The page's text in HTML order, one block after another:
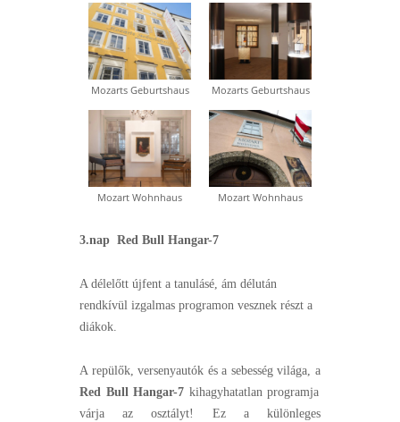
Mozarts Geburtshaus Mozarts Geburtshaus
Mozart Wohnhaus Mozart Wohnhaus
3.nap Red Bull Hangar-7
A délelőtt újfent a tanulásé, ám délután
rendkívül izgalmas programon vesznek részt a
diákok.
A repülők, versenyautók és a sebesség világa, a
Red Bull Hangar-7 kihagyhatatlan programja
várja az osztályt! Ez a különleges